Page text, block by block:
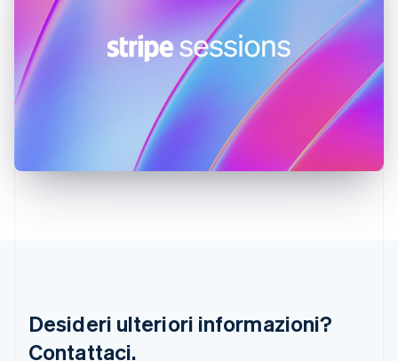
Desideri ulteriori informazioni?
Contattaci.
English
Malaysia
English简体中文